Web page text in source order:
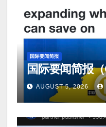
国际要闻简报
国际要闻简报
AUGUST 5, 2026